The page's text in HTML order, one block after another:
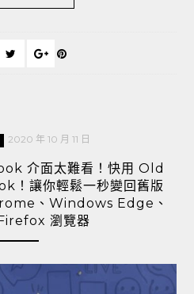
2020 年 10 月 11 日
介面太難看！快用 Old
讓你輕鬆一秒變回舊版
、Windows Edge、
瀏覽器